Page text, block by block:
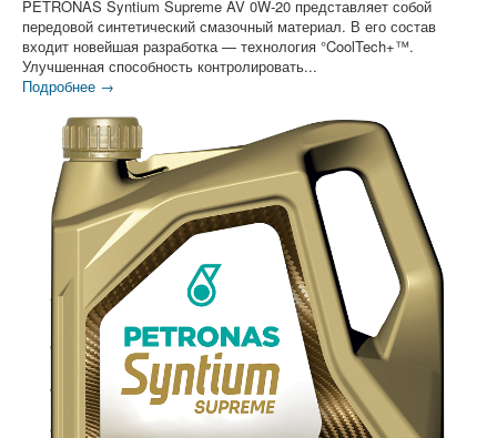
PETRONAS Syntium Supreme AV 0W-20 представляет собой
передовой синтетический смазочный материал. В его состав
входит новейшая разработка — технология °CoolTech+™.
Улучшенная способность контролировать...
Подробнее →